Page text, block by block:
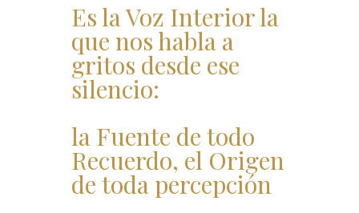
Es la Voz Interior la
que nos habla a
gritos desde ese
silencio:
la Fuente de todo
Recuerdo, el Origen
de toda percepción